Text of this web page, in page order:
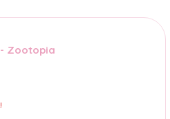
- Zootopia